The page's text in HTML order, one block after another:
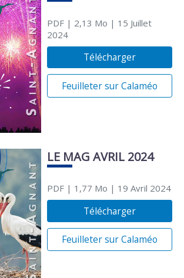
PDF| 2,13 Mo | 15 Juillet
2024
Télécharger
Feuilleter sur Calaméo
LE MAG AVRIL 2024
PDF| 1,77 Mo | 19 Avril 2024
Télécharger
Feuilleter sur Calaméo